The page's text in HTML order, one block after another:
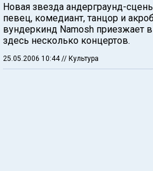
Новая звезда андерграунд-
певец, комедиант, танцор и
вундеркинд Namosh приезжает
здесь несколько концертов.
25.05.2006 10:44 // Культура